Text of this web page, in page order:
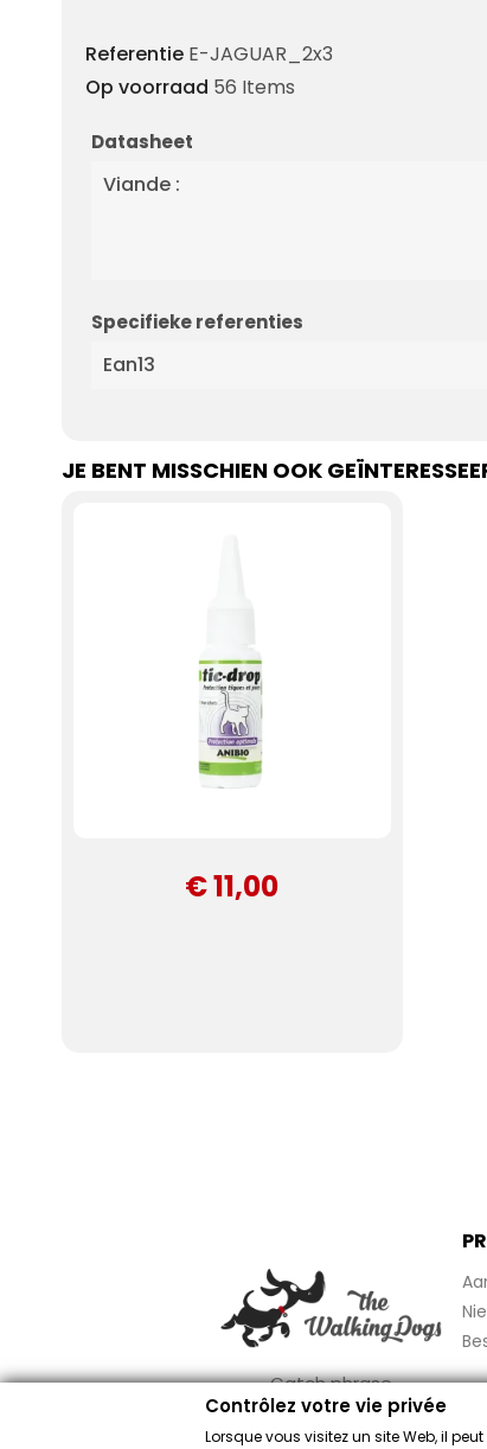
Referentie E-JAGUAR_2x3
Op voorraad 56 Items
Datasheet
Viande :
Specifieke referenties
Ean13
JE BENT MISSCHIEN OOK
€ 11,00
Catch phrase
Contrôlez votre vie privée
Lorsque vous visitez un site Web, il